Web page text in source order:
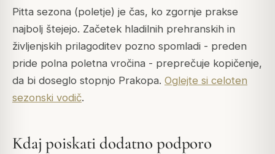
Pitta sezona (poletje) je čas, ko zgornje prakse
najbolj štejejo. Začetek hladilnih prehranskih in
življenjskih prilagoditev pozno spomladi - preden
pride polna poletna vročina - preprečuje kopičenje,
da bi doseglo stopnjo Prakopa. Oglejte si celoten
sezonski vodič.
Kdaj poiskati dodatno podporo